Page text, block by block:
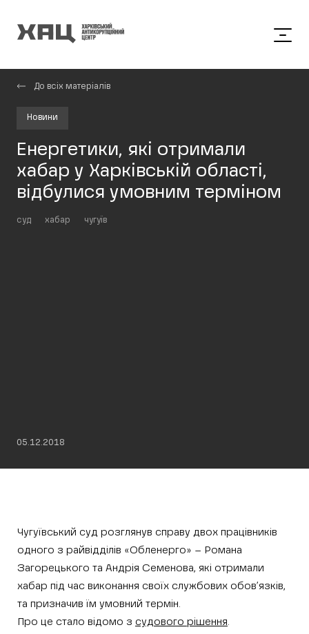
До всіх матеріалів
Новини
Енергетики, які отримали
хабар у Харківській області,
відбулися умовним терміном
суд хабар чугуїв
05.12.2018
Чугуївський суд розглянув справу двох працівників
одного з райвідділів «Обленерго» – Романа
Загорецького та Андрія Семенова, які отримали
хабар під час виконання своїх службових обов’язків,
та призначив їм умовний термін.
Про це стало відомо з судового рішення.